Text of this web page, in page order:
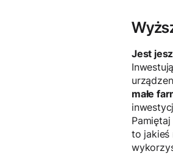
Jest
małe
to jakieś